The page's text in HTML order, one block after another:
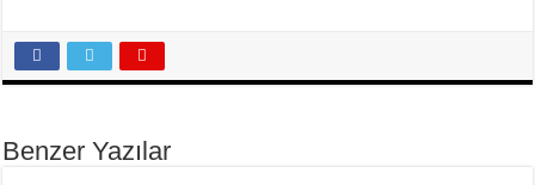
Benzer Yazılar